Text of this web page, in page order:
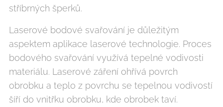
stříbrných šperků.
Laserové bodové svařování je důležitým
aspektem aplikace laserové technologie. Proces
bodového svařování využívá tepelné vodivosti
materiálu. Laserové záření ohřívá povrch
obrobku a teplo z povrchu se tepelnou vodivostí
šíří do vnitřku obrobku, kde obrobek taví.